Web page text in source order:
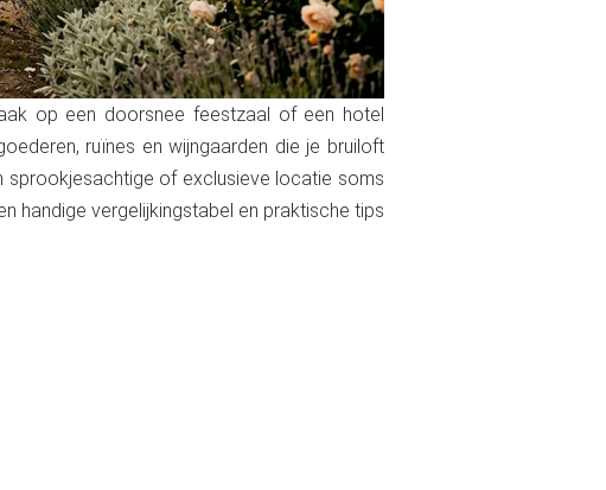
op een doorsnee feestzaal of een hotel
ruïnes en wijngaarden die je bruiloft
sprookjesachtige of exclusieve locatie soms
handige vergelijkingstabel en praktische tips